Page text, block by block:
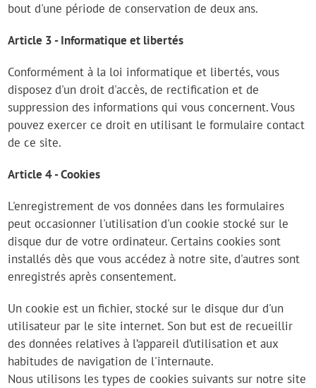
bout d'une période de conservation de deux ans.
Article 3 - Informatique et libertés
Conformément à la loi informatique et libertés, vous
disposez d'un droit d'accès, de rectification et de
suppression des informations qui vous concernent. Vous
pouvez exercer ce droit en utilisant le formulaire contact
de ce site.
Article 4 - Cookies
L'enregistrement de vos données dans les formulaires
peut occasionner l'utilisation d'un cookie stocké sur le
disque dur de votre ordinateur. Certains cookies sont
installés dès que vous accédez à notre site, d'autres sont
enregistrés après consentement.
Un cookie est un fichier, stocké sur le disque dur d'un
utilisateur par le site internet. Son but est de recueillir
des données relatives à l’appareil d’utilisation et aux
habitudes de navigation de l'internaute.
Nous utilisons les types de cookies suivants sur notre site